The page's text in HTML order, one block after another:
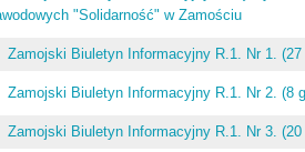
"Solidarność" w Zamościu
Zamojski Biuletyn Informacyjny R.1. Nr 1. (27
Zamojski Biuletyn Informacyjny R.1. Nr 2. (8
Zamojski Biuletyn Informacyjny R.1. Nr 3. (20